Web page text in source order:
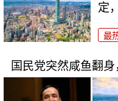
定
最
国民党突然咸鱼翻